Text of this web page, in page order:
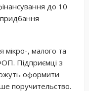
до 10
мікро-, малого та
Підприємці з
оформити
поручительство.